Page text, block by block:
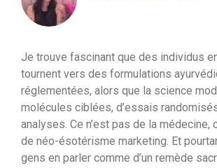
Je trouve fascinant que des individus
tournent vers des formulations
réglementées, alors que la science
molécules ciblées, d’essais
analyses. Ce n’est pas de la médecine,
de néo-ésotérisme marketing. Et
gens en parler comme d’un remède